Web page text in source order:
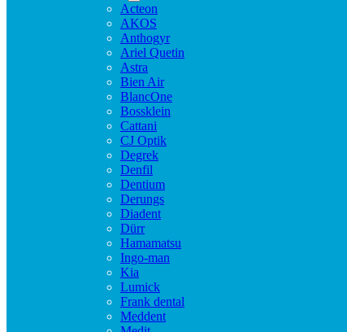
Acteon
AKOS
Anthogyr
Ariel Quetin
Astra
Bien Air
BlancOne
Bossklein
Cattani
CJ Optik
Degrek
Denfil
Dentium
Derungs
Diadent
Dürr
Hamamatsu
Ingo-man
Kia
Lumick
Frank dental
Meddent